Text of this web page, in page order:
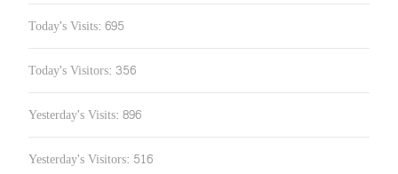
Today's Visits: 695
Today's Visitors: 356
Yesterday's Visits: 896
Yesterday's Visitors: 516